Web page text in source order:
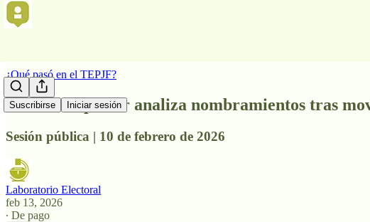
Suscribirse Iniciar sesión
¿Qué pasó en el TEPJF?
La Sala Superior analiza nombramientos tras
Sesión pública | 10 de febrero de 2026
Laboratorio Electoral
feb 13, 2026
∙ De pago